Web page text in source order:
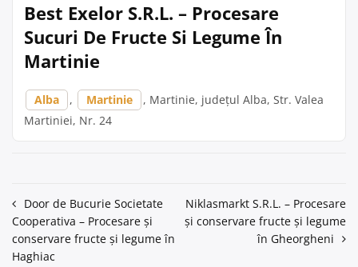
Best Exelor S.R.L. – Procesare
Sucuri De Fructe Si Legume În
Martinie
Alba , Martinie
, Martinie, județul Alba, Str. Valea
Martiniei, Nr. 24
Navigare
în
articole
Door de Bucurie Societate
Cooperativa – Procesare și
conservare fructe și legume în
Haghiac
Niklasmarkt S.R.L. – Procesare
și conservare fructe și legume
în Gheorgheni